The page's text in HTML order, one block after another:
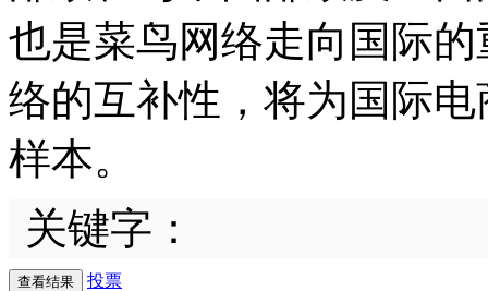
也是菜鸟网络走向国际
络的互补性，将为国际
样本。
关键字：
投票